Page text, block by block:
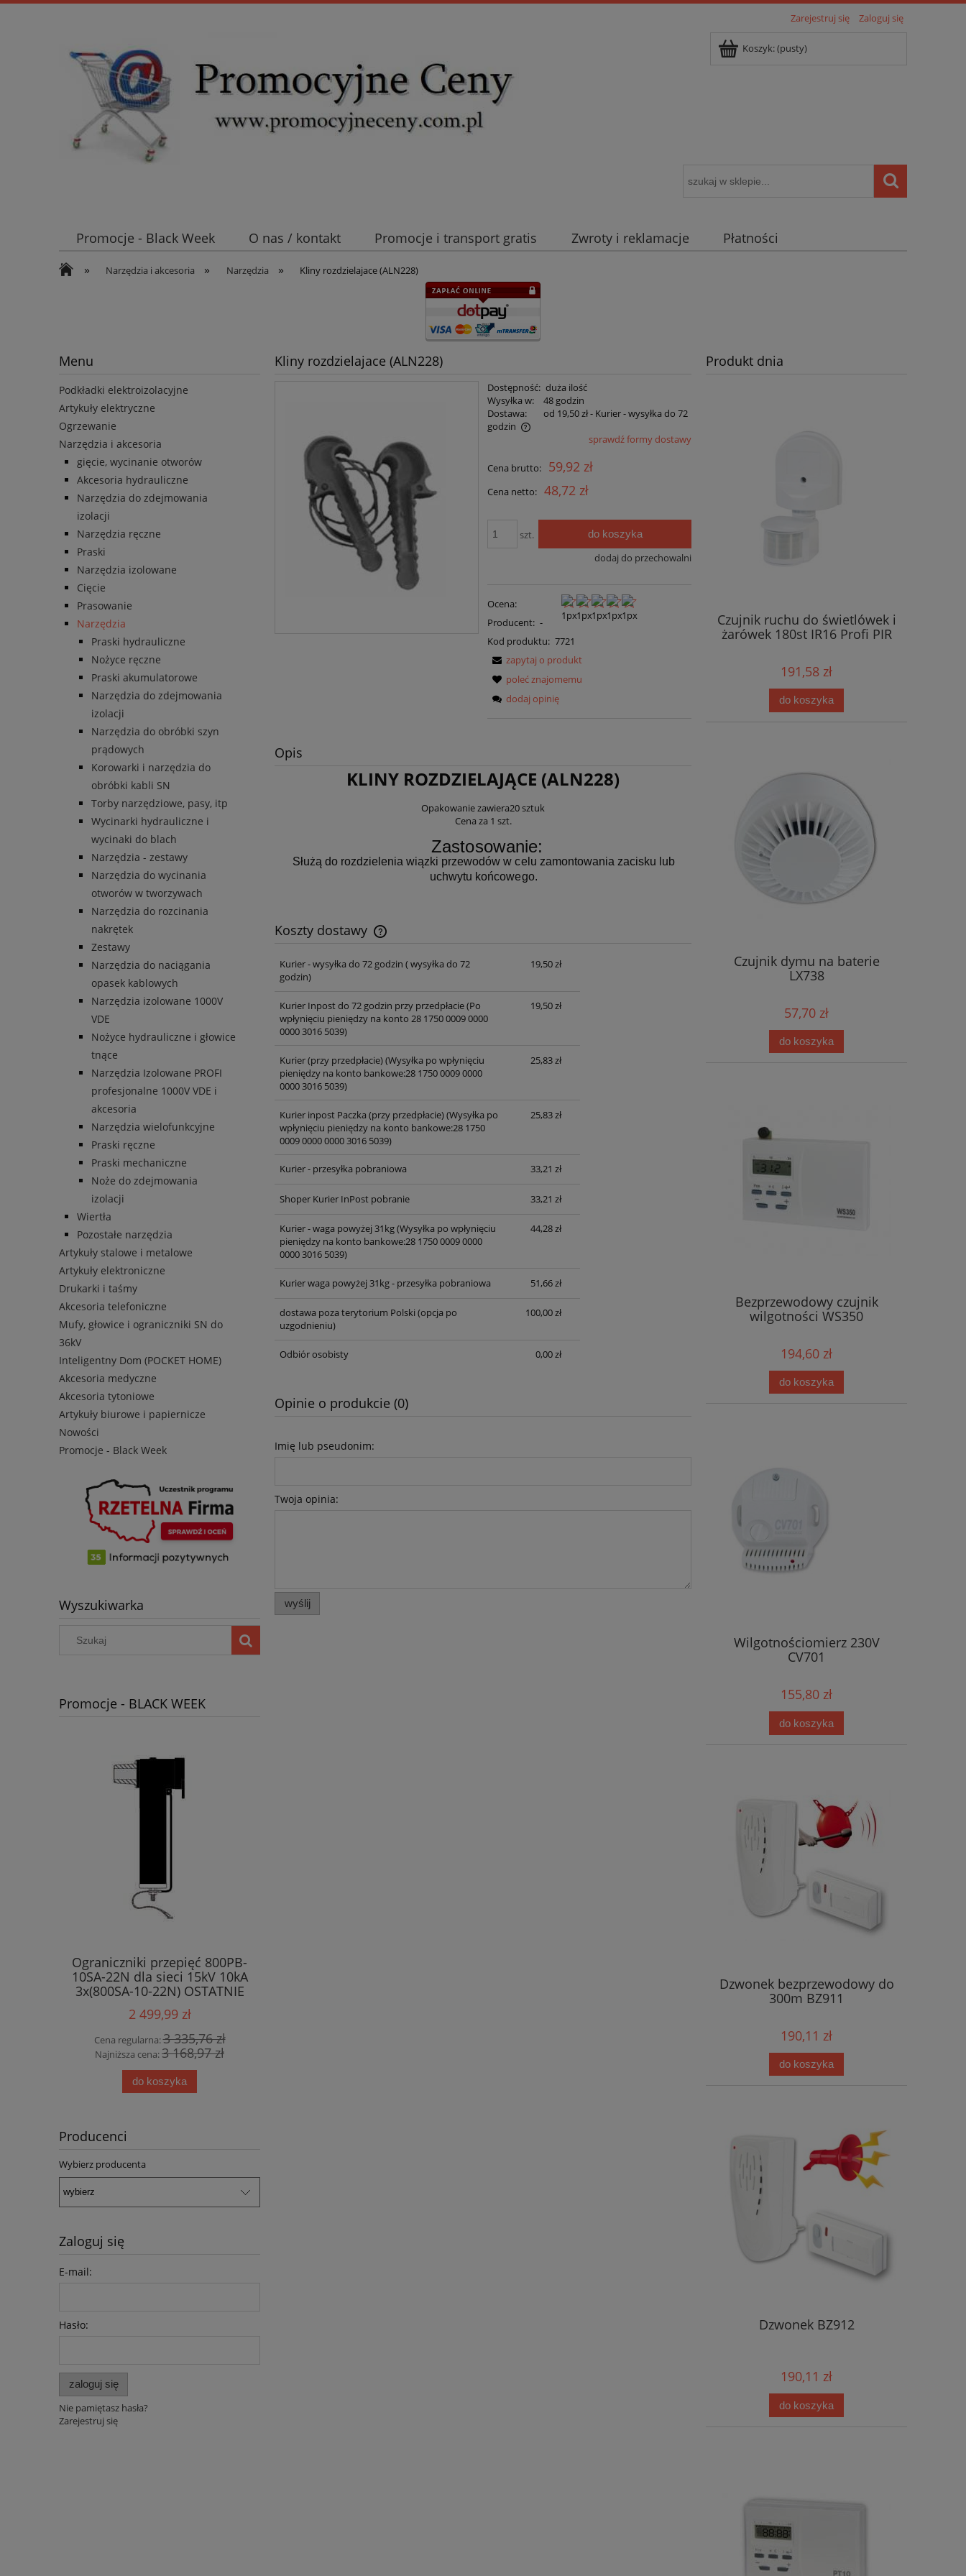
Zarejestruj się Zaloguj się
Koszyk:(pusty)
Promocje - Black Week O nas / kontakt Promocje i transport gratis Zwroty i reklamacje
Płatności
Koszt wysyłki
Mufy i głowice SN Euromold Nexans
» Narzędzia i akcesoria » Narzędzia » Kliny rozdzielajace (ALN228)
Menu
Podkładki elektroizolacyjne
Artykuły elektryczne
Ogrzewanie
Narzędzia i akcesoria
gięcie, wycinanie otworów
Akcesoria hydrauliczne
Narzędzia do zdejmowania
izolacji
Narzędzia ręczne
Praski
Narzędzia izolowane
Cięcie
Prasowanie
Narzędzia
Praski hydrauliczne
Nożyce ręczne
Praski akumulatorowe
Narzędzia do zdejmowania
izolacji
Narzędzia do obróbki szyn
prądowych
Korowarki i narzędzia do
obróbki kabli SN
Torby narzędziowe, pasy, itp
Wycinarki hydrauliczne i
wycinaki do blach
Narzędzia - zestawy
Narzędzia do wycinania
otworów w tworzywach
Narzędzia do rozcinania
nakrętek
Zestawy
Narzędzia do naciągania
opasek kablowych
Narzędzia izolowane 1000V
VDE
Nożyce hydrauliczne i głowice
tnące
Narzędzia Izolowane PROFI
profesjonalne 1000V VDE i
akcesoria
Narzędzia wielofunkcyjne
Praski ręczne
Praski mechaniczne
Noże do zdejmowania
izolacji
Wiertła
Pozostałe narzędzia
Artykuły stalowe i metalowe
Artykuły elektroniczne
Drukarki i taśmy
Akcesoria telefoniczne
Mufy, głowice i ograniczniki SN do
36kV
Inteligentny Dom (POCKET HOME)
Akcesoria medyczne
Akcesoria tytoniowe
Artykuły biurowe i papiernicze
Nowości
Promocje - Black Week
Wyszukiwarka
Promocje - BLACK WEEK
Ograniczniki przepięć 800PB-
10SA-22N dla sieci 15kV 10kA
3x(800SA-10-22N) OSTATNIE
2 499,99 zł
Cena regularna:3 335,76 zł
Najniższa cena:3 168,97 zł
do koszyka
Producenci
Wybierz producenta
Zaloguj się
E-mail:
Hasło:
zaloguj się
Nie pamiętasz hasła?
Zarejestruj się
Kliny rozdzielajace (ALN228)
Dostępność: duża ilość
Wysyłka w:
48 godzin
Dostawa:
od 19,50 zł- Kurier - wysyłka do 72
godzin
Cena nie zawiera ewentualnych kosztów
płatności
sprawdź formy dostawy
Cena brutto: 59,92 zł
Cena netto: 48,72 zł
szt. do koszyka
dodaj do przechowalni
Ocena:
Producent: -
Kod produktu: 7721
zapytaj o produkt
poleć znajomemu
dodaj opinię
Opis
KLINY ROZDZIELAJĄCE (ALN228)
Opakowanie zawiera20 sztuk
Cena za 1 szt.
Zastosowanie:
Służą do rozdzielenia wiązki przewodów w celu zamontowania zacisku lub
uchwytu końcowego.
Koszty dostawy
Cena nie zawiera ewentualnych kosztów
Kurier - wysyłka do 72 godzin ( wysyłka do 72
godzin)
19,50 zł
Kurier Inpost do 72 godzin przy przedpłacie(Po
wpłynięciu pieniędzy na konto 28 1750 0009 0000
0000 3016 5039)
19,50 zł
Kurier (przy przedpłacie)(Wysyłka po wpłynięciu
pieniędzy na konto bankowe:28 1750 0009 0000
0000 3016 5039)
25,83 zł
Kurier inpost Paczka (przy przedpłacie)(Wysyłka po
wpłynięciu pieniędzy na konto bankowe:28 1750
0009 0000 0000 3016 5039)
25,83 zł
Kurier - przesyłka pobraniowa 33,21 zł
Shoper Kurier InPost pobranie 33,21 zł
Kurier - waga powyżej 31kg(Wysyłka po wpłynięciu
pieniędzy na konto bankowe:28 1750 0009 0000
0000 3016 5039)
44,28 zł
Kurier waga powyżej 31kg - przesyłka pobraniowa 51,66 zł
dostawa poza terytorium Polski (opcja po
uzgodnieniu)
100,00 zł
Odbiór osobisty 0,00 zł
Opinie o produkcie (0)
Imię lub pseudonim:
Twoja opinia:
wyślij
Produkt dnia
Czujnik ruchu do świetlówek i
żarówek 180st IR16 Profi PIR
191,58 zł
do koszyka
Czujnik dymu na baterie
LX738
57,70 zł
do koszyka
Bezprzewodowy czujnik
wilgotności WS350
194,60 zł
do koszyka
Wilgotnościomierz 230V
CV701
155,80 zł
do koszyka
Dzwonek bezprzewodowy do
300m BZ911
190,11 zł
do koszyka
Dzwonek BZ912
190,11 zł
do koszyka